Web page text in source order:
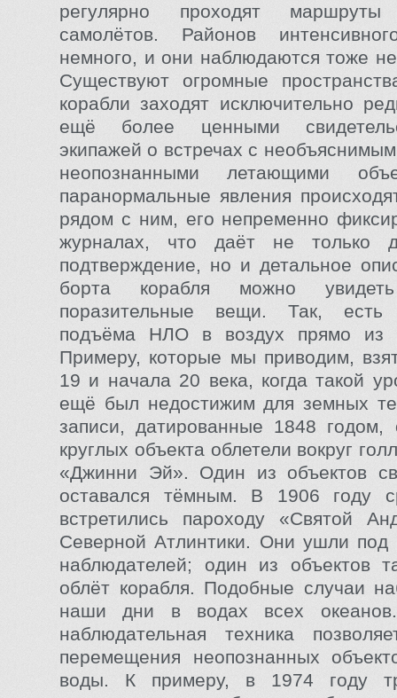
регулярно проходят
самолётов. Районов
немного, и они наблюдаются тоже не
Существуют огромные
корабли заходят исключительно
ещё более ценными
экипажей о встречах с
неопознанными летающими
паранормальные явления
рядом с ним, его непременно
журналах, что даёт не только
подтверждение, но и детальное
борта корабля можно
поразительные вещи. Так, есть
подъёма НЛО в воздух прямо из
Примеру, которые мы приводим,
19 и начала 20 века, когда такой
ещё был недостижим для земных
записи, датированные 1848
круглых объекта облетели вокруг
«Джинни Эй». Один из объектов
оставался тёмным. В 1906 году
встретились пароходу «Святой
Северной Атлинтики. Они ушли под
наблюдателей; один из объектов
облёт корабля. Подобные случаи
наши дни в водах всех
наблюдательная техника
перемещения неопознанных
воды. К примеру, в 1974 году